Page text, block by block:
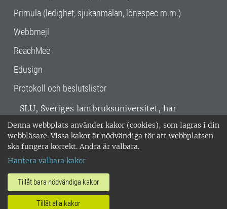
Denna webbplats använder kakor (cookies), som lagras i din
webbläsare. Vissa kakor är nödvändiga för att webbplatsen
ska fungera korrekt. Andra är valbara.
Hantera valbara kakor
Tillåt bara nödvändiga kakor
Tillåt alla kakor
Primula (ledighet, sjukanmälan, lönespec m.m.)
Webbmejl
ReachMee
Edusign
Protokoll och beslutslistor
SLU, Sveriges lantbruksuniversitet, har
verksamhet över hela Sverige. Huvudorter är
Alnarp, Uppsala och Umeå.SLU är
miljöcertifierat enligt ISO 14001. •
018-67 10 00 • Org nr: 202100-2817 •
Om SLU:s webbplatser
•Hantera kakor•Behandling av
personuppgifter